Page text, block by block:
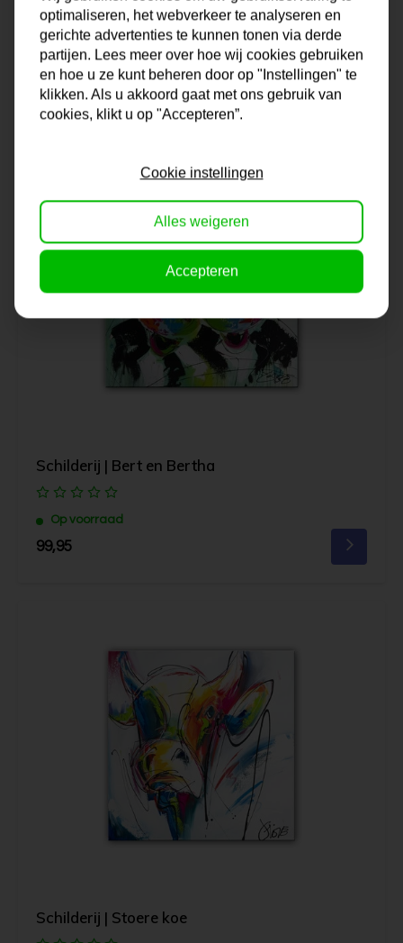
Schilderij | Bonte schapen
Op voorraad
99,95
Schilderij | Bert en Bertha
Op voorraad
99,95
Schilderij | Stoere koe
optimaliseren, het webverkeer te analyseren en
gerichte advertenties te kunnen tonen via derde
partijen. Lees meer over hoe wij cookies gebruiken
en hoe u ze kunt beheren door op "Instellingen" te
klikken. Als u akkoord gaat met ons gebruik van
cookies, klikt u op "Accepteren”.
Cookie instellingen
Alles weigeren
Accepteren